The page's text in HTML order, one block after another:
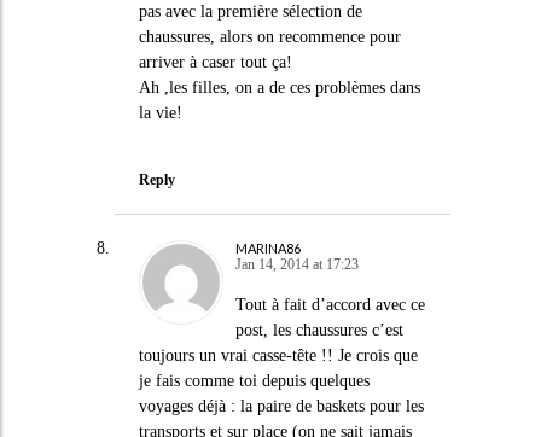
pas avec la première sélection de
chaussures, alors on recommence pour
arriver à caser tout ça!
Ah ,les filles, on a de ces problèmes dans
la vie!
Reply
MARINA86
Jan 14, 2014 at 17:23
Tout à fait d’accord avec ce
post, les chaussures c’est
toujours un vrai casse-tête !! Je crois que
je fais comme toi depuis quelques
voyages déjà : la paire de baskets pour les
transports et sur place (on ne sait jamais